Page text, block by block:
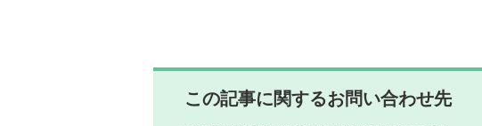
この記事に関するお問い合わせ先